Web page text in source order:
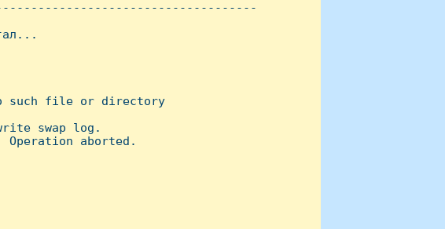
such file or directory
swap log.
Operation aborted.